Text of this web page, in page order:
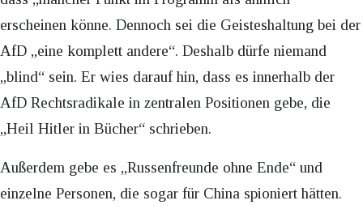
erscheinen könne. Dennoch sei die Geisteshaltung bei der
AfD „eine komplett andere“. Deshalb dürfe niemand
„blind“ sein. Er wies darauf hin, dass es innerhalb der
AfD Rechtsradikale in zentralen Positionen gebe, die
„Heil Hitler in Bücher“ schrieben.
Außerdem gebe es „Russenfreunde ohne Ende“ und
einzelne Personen, die sogar für China spioniert hätten.